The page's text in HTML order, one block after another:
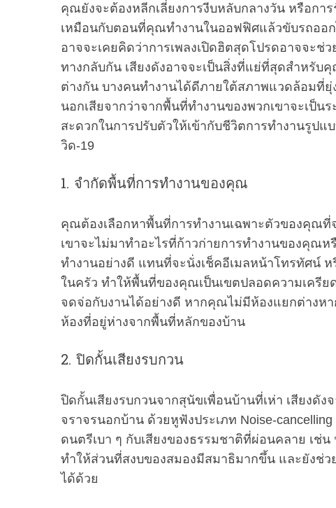
คุณยังจะต้องหลีกเลี่ยงการงีบหลับกลางวัน หรือกา
เหมือนกับตอนที่คุณทำงานในออฟฟิศแล้วขับรถออ
อาจจะเคยคิดว่าการเพลงเปิดฮิตสุดโปรดอาจจะ
ทางกลับกัน เสียงดังอาจจะเป็นสิ่งที่แย่ที่สุดสำหรั
ต่างกัน บางคนทำงานได้ดีภายใต้สภาพแวดล้อมที่
นอกเสียจากว่าจากพื้นที่ทำงานของพวกเขาจะเป็น
สะดวกในการปรับตัวให้เข้ากับชีวิตการทำงานรูป
วิด-19
1. จำกัดพื้นที่การทำงานของคุณ
คุณต้องเลือกหาพื้นที่การทำงานเฉพาะตัวของคุณ
เขาจะไม่มาทำอะไรที่ก้าวก่ายการทำงานของคุณ
ทำงานอย่างดี แทนที่จะนั่งเช็คอีเมลหน้าโทรทัศน์
ในครัว ทำให้พื้นที่ของคุณเป็นเขตปลอดความเครี
จดจ่อกับงานได้อย่างดี หากคุณไม่มีห้องแยกต่าง
ห้องที่อยู่ห่างจากพื้นที่หลักของบ้าน
2. ปิดกั้นเสียงรบกวน
ปิดกั้นเสียงรบกวนจากสุนัขเพื่อนบ้านที่เห่า เสียงดัง
จราจรนอกบ้าน ด้วยหูฟังประเภท Noise-
ดนตรีเบา ๆ กับเสียงของธรรมชาติที่ผ่อนคลาย เช่
ทำให้ส่วนที่สงบของสมองมีสมาธิมากขึ้น และยังช่
ได้ด้วย